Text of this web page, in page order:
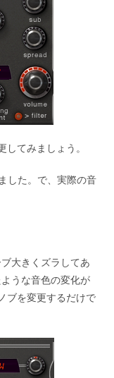
てみましょう。
した。で、実際の音
大きくズラしてあ
うな音色の変化が
ブを変更するだけで